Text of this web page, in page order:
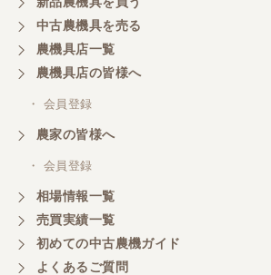
山梨県／
商談成立の連絡をいたいておりま
山梨県／中川
このたびは、ありがとうございま
山梨県／好ちゃん
大変いい商品で草刈り作業で活躍
中古農機具を売る
農機具店一覧
農機具店の皆様へ
・ 会員登録
農家の皆様へ
・ 会員登録
相場情報一覧
売買実績一覧
初めての中古農機ガイド
よくあるご質問